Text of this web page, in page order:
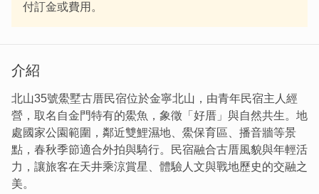
付訂金或費用。
介紹
北山35號鱟墅古厝民宿位於金寧北山，由青年民宿主人經
營，取名自金門特有的鱟魚，象徵「好厝」與自然共生。地
處國家公園範圍，鄰近雙鯉濕地、鱟保育區、播音牆等景
點，春秋季節適合外拍與騎行。民宿融合古厝風貌與年輕活
力，讓旅客在天井乘涼賞星、體驗人文與戰地歷史的交融之
美。